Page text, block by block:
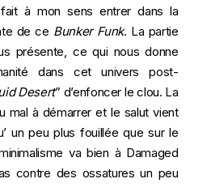
à mon sens entrer dans la
de ce Bunker Funk. La partie
présente, ce qui nous donne
dans cet univers post-
Desert” d’enfoncer le clou. La
mal à démarrer et le salut vient
un peu plus fouillée que sur le
va bien à Damaged
contre des ossatures un peu